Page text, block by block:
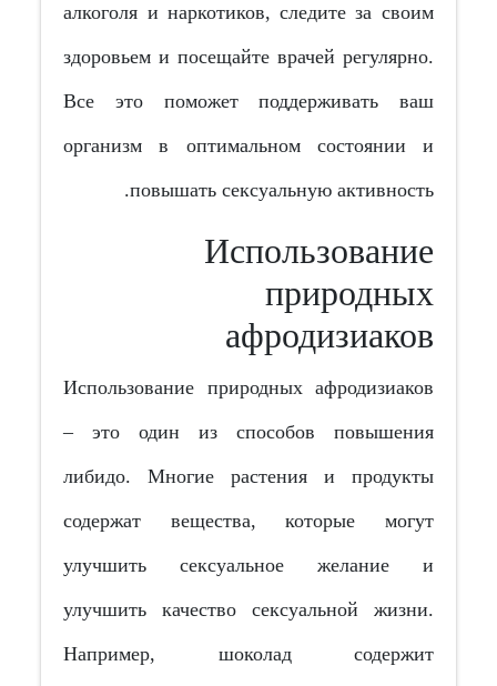
алкоголя и наркотиков, следите за своим
здоровьем и посещайте врачей регулярно.
Все это поможет поддерживать ваш
организм в оптимальном состоянии и
повышать сексуальную активность.
Использование
природных
афродизиаков
Использование природных афродизиаков
– это один из способов повышения
либидо. Многие растения и продукты
содержат вещества, которые могут
улучшить сексуальное желание и
улучшить качество сексуальной жизни.
Например, шоколад содержит